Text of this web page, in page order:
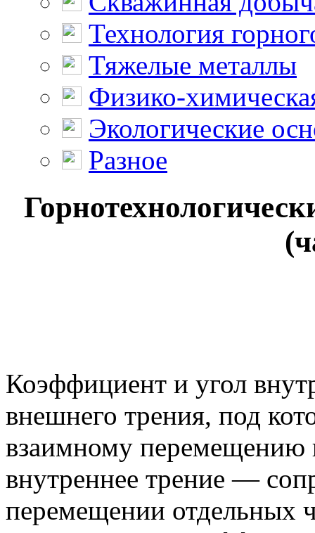
Технология
Тяжелые металлы
Физико-
Экологические
Разное
Коэффициент и угол
внешнего трения, под
взаимному перемещению
внутреннее трение —
перемещении отдельных